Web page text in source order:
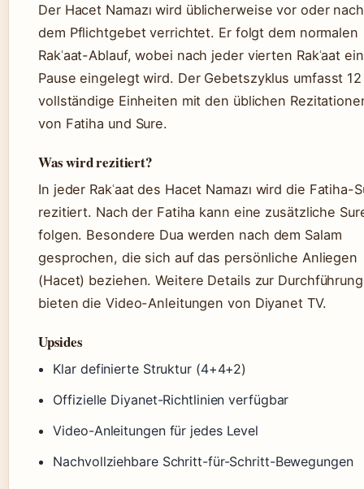
Der Hacet Namazı wird üblicherweise vor oder nach
dem Pflichtgebet verrichtet. Er folgt dem normalen
Rakʿaat-Ablauf, wobei nach jeder vierten Rakʿaat
Pause eingelegt wird. Der Gebetszyklus umfasst 12
vollständige Einheiten mit den üblichen
von Fatiha und Sure.
Was wird rezitiert?
In jeder Rakʿaat des Hacet Namazı wird die Fatiha-
rezitiert. Nach der Fatiha kann eine zusätzliche
folgen. Besondere Dua werden nach dem Salam
gesprochen, die sich auf das persönliche Anliegen
(Hacet) beziehen. Weitere Details zur Durchführung
bieten die Video-Anleitungen von Diyanet TV.
Upsides
Klar definierte Struktur (4+4+2)
Offizielle Diyanet-Richtlinien verfügbar
Video-Anleitungen für jedes Level
Nachvollziehbare Schritt-für-Schritt-Bewegungen